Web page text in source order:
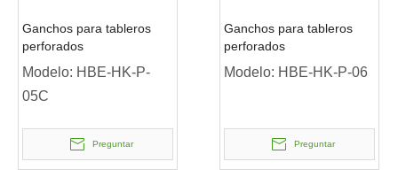
Ganchos para tableros
perforados
Modelo: HBE-HK-P-
05C
Preguntar
Ganchos para tableros
perforados
Modelo: HBE-HK-P-06
Preguntar